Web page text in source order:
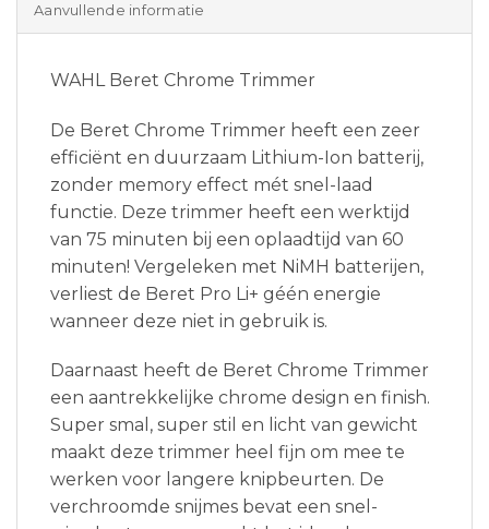
Aanvullende informatie
WAHL Beret Chrome Trimmer
De Beret Chrome Trimmer heeft een zeer
efficiënt en duurzaam Lithium-Ion batterij,
zonder memory effect mét snel-laad
functie. Deze trimmer heeft een werktijd
van 75 minuten bij een oplaadtijd van 60
minuten! Vergeleken met NiMH batterijen,
verliest de Beret Pro Li+ géén energie
wanneer deze niet in gebruik is.
Daarnaast heeft de Beret Chrome Trimmer
een aantrekkelijke chrome design en finish.
Super smal, super stil en licht van gewicht
maakt deze trimmer heel fijn om mee te
werken voor langere knipbeurten. De
verchroomde snijmes bevat een snel-